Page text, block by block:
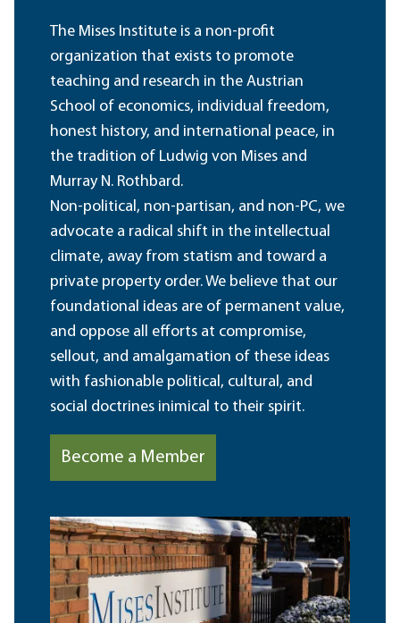
The Mises Institute is a non-profit
organization that exists to promote
teaching and research in the Austrian
School of economics, individual freedom,
honest history, and international peace, in
the tradition of Ludwig von Mises and
Murray N. Rothbard.
Non-political, non-partisan, and non-PC, we
advocate a radical shift in the intellectual
climate, away from statism and toward a
private property order. We believe that our
foundational ideas are of permanent value,
and oppose all efforts at compromise,
sellout, and amalgamation of these ideas
with fashionable political, cultural, and
social doctrines inimical to their spirit.
Become a Member